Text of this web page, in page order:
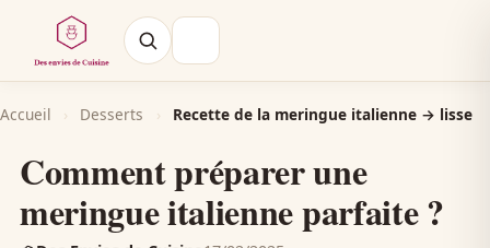
Accueil › Desserts › Recette de la meringue italienne → lisse
Comment préparer une
meringue italienne parfaite ?